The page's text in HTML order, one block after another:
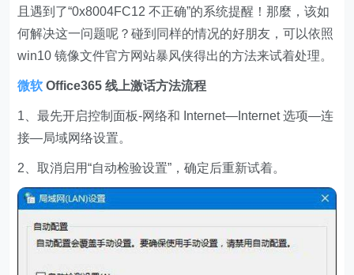
且遇到了“0x8004FC12 不正确”的系统提醒！那麼，该如
何解决这一问题呢？碰到同样的情况的好朋友，可以依照
win10 镜像文件官方网站暴风侠得出的方法来试着处理。
微软 Office365 线上激话方法流程
1、最先开启控制面板-网络和 Internet—Internet 选项—连
接—局域网络设置。
2、取消启用“自动检验设置”，确定后重新试着。